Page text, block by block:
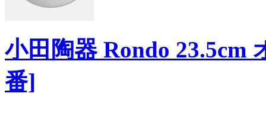
小田陶器 Rondo 23.5cm
番]